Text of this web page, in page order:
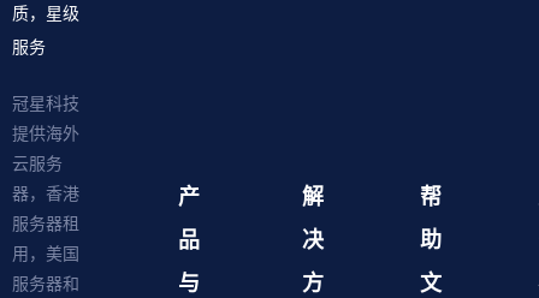
质，星级
服务
冠星科技
提供海外
云服务
器，香港
服务器租
用，美国
服务器和
产
品
与
解
决
方
帮
助
文